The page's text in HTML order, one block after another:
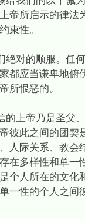
帝所启示的律
束性。
绝对的顺服。任
都应当谦卑地
所恨恶的。
的上帝乃是圣父
彼此之间的团
人际关系、教
在多样性和单
个人所在的文
一性的个人之